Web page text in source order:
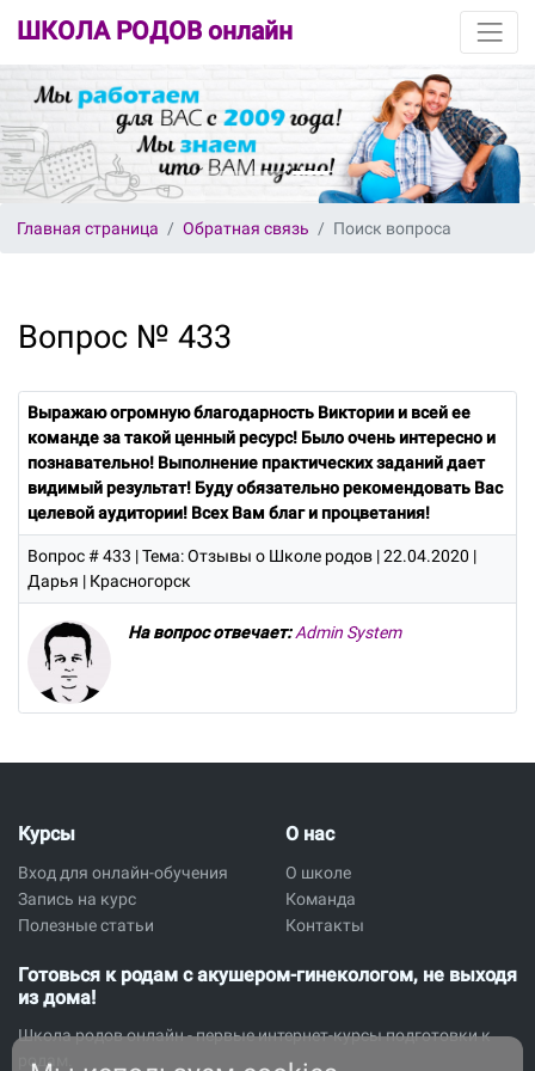
ШКОЛА РОДОВ онлайн
Главная страница Обратная связь Поиск вопроса
Вопрос № 433
Выражаю огромную благодарность Виктории и всей ее
команде за такой ценный ресурс! Было очень интересно и
познавательно! Выполнение практических заданий дает
видимый результат! Буду обязательно рекомендовать Вас
целевой аудитории! Всех Вам благ и процветания!
Вопрос # 433 | Тема: Отзывы о Школе родов | 22.04.2020 |
Дарья | Красногорск
На вопрос отвечает:Admin System
Курсы
Вход для онлайн-обучения
Запись на курс
Полезные статьи
О нас
О школе
Команда
Контакты
Готовься к родам с акушером-гинекологом, не выходя
из дома!
Школа родов онлайн - первые интернет-курсы подготовки к
родам.